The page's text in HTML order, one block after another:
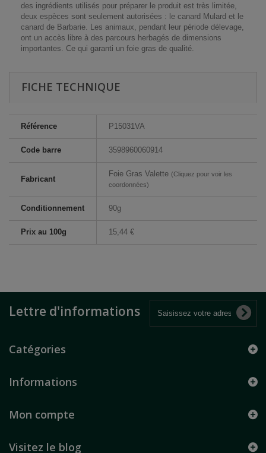
des ingrédients utilisés pour préparer le produit est très limitée,
deux espèces sont seulement autorisées : le canard Mulard et le
canard de Barbarie. Les animaux, pendant leur période délevage,
ont un accès libre à des parcours herbagés de dimensions
importantes. Ce qui garanti un foie gras de qualité.
FICHE TECHNIQUE
Référence P15031VA
Code barre 3598960060914
Fabricant
Foie Gras Valette (Cliquez pour voir les
coordonnées)
Conditionnement 90g
Prix au 100g 15,44 €
Lettre d'informations
Catégories
Informations
Mon compte
Visitez le blog